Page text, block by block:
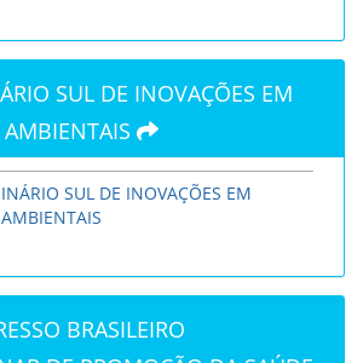
SUL DE INOVAÇÕES EM
SUL DE INOVAÇÕES EM
BRASILEIRO